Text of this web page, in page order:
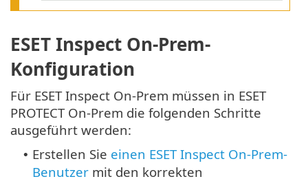
ESET Inspect On-Prem-
Konfiguration
Für ESET Inspect On-Prem müssen in ESET
PROTECT On-Prem die folgenden Schritte
ausgeführt werden:
• Erstellen Sie einen ESET Inspect On-Prem-
Benutzer mit den korrekten